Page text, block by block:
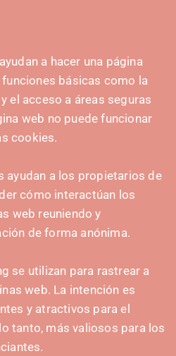
a hacer una página
básicas como la
el acceso a áreas seguras
web no puede funcionar
cookies.
ayudan a los propietarios de
cómo interactúan los
web reuniendo y
de forma anónima.
se utilizan para rastrear a
web. La intención es
y atractivos para el
tanto, más valiosos para los